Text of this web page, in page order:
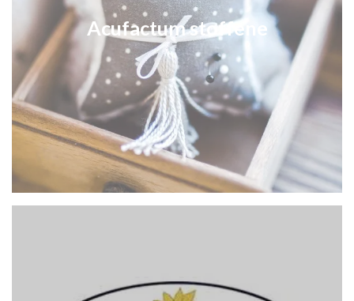
Acufactum stoffene